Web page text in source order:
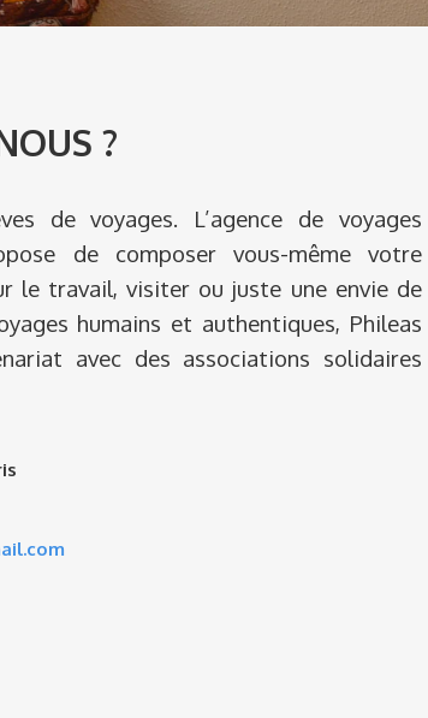
?
de voyages. L’agence de voyages
de composer vous-même votre
le travail, visiter ou juste une envie de
humains et authentiques, Phileas
avec des associations solidaires